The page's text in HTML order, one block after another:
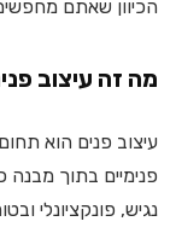
הכיוון שאתם
מה זה עיצוב
עיצוב פנים הוא
פנימיים בתוך
נגיש, פונקציונלי